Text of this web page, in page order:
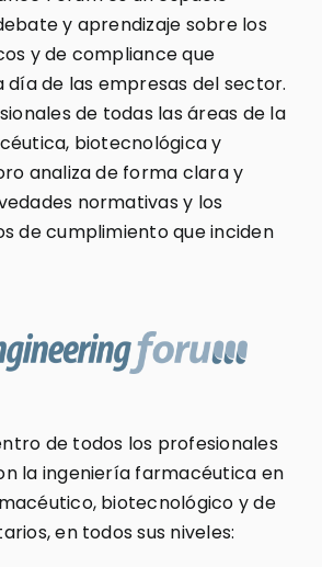
y aprendizaje sobre los
y de compliance que
de las empresas del sector.
de todas las áreas de la
biotecnológica y
analiza de forma clara y
normativas y los
de cumplimiento que inciden
de todos los profesionales
la ingeniería farmacéutica en
biotecnológico y de
en todos sus niveles: